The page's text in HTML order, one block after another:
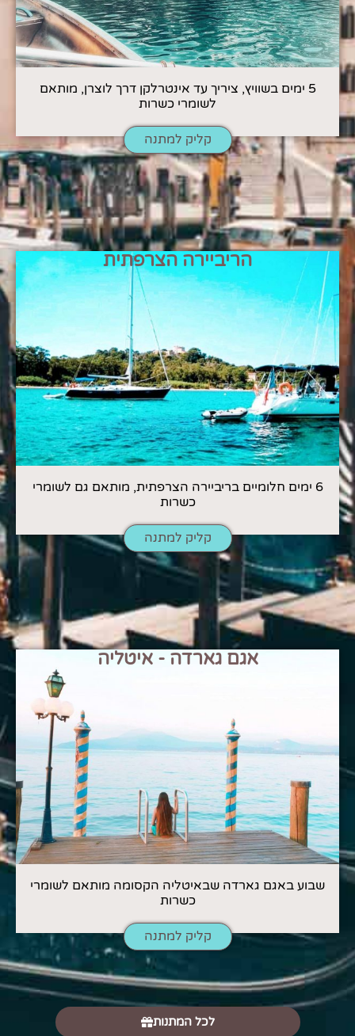
5 ימים בשוויץ, ציריך עד אינטרלקן דרך לוצרן, מותאם
לשומרי כשרות
קליק למתנה
הריביירה הצרפתית
6 ימים חלומיים בריביירה הצרפתית, מותאם גם לשומרי
כשרות
קליק למתנה
אגם גארדה - איטליה
שבוע באגם גארדה שבאיטליה הקסומה מותאם לשומרי
כשרות
קליק למתנה
לכל המתנות